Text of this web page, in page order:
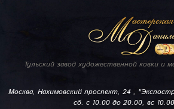
Тульский завод художественной ковки и
Москва, Нахимовский проспект, 24 ,
сб. с 10.00 до 20.00, вс